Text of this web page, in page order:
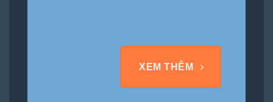
XEM THÊM